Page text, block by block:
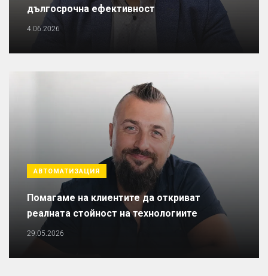
дългосрочна ефективност
4.06.2026
АВТОМАТИЗАЦИЯ
Помагаме на клиентите да откриват
реалната стойност на технологиите
29.05.2026